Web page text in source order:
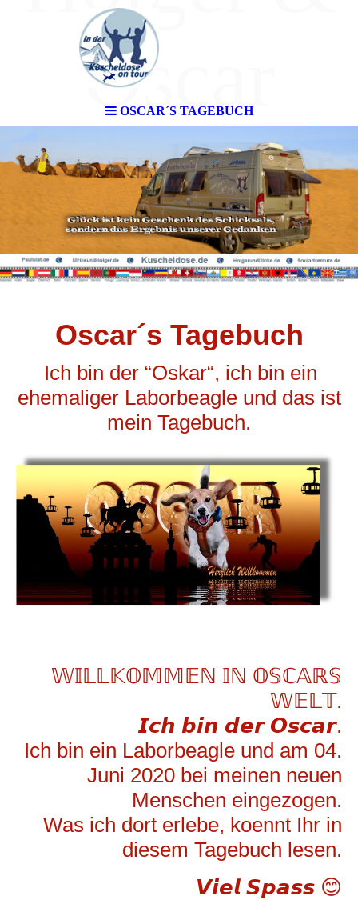
OSCAR´S TAGEBUCH
Oscar
unser kleiner
Reisblog
Oscar´s Tagebuch
Ich bin der “Oskar“, ich bin ein
ehemaliger Laborbeagle und das ist
mein Tagebuch.
𝕎𝕀𝕃𝕃𝕂𝕆𝕄𝕄𝔼ℕ 𝕀ℕ 𝕆𝕊ℂ𝔸ℝ𝕊
𝕎𝔼𝕃𝕋.
𝙄𝙘𝙝 𝙗𝙞𝙣 𝙙𝙚𝙧 𝙊𝙨𝙘𝙖𝙧.
Ich bin ein Laborbeagle und am 04.
Juni 2020 bei meinen neuen
Menschen eingezogen.
Was ich dort erlebe, koennt Ihr in
diesem Tagebuch lesen.
𝙑𝙞𝙚𝙡 𝙎𝙥𝙖𝙨𝙨 😊